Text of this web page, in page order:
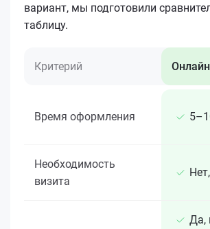
вариант, мы подготовили
таблицу.
Критерий
Время оформления
Необходимость
визита
Да,